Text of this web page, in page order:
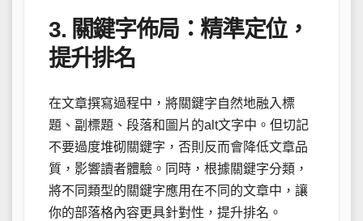
3. 關鍵字佈局：精準定位，
提升排名
在文章撰寫過程中，將關鍵字自然地融入標
題、副標題、段落和圖片的alt文字中。但切記
不要過度堆砌關鍵字，否則反而會降低文章品
質，影響讀者體驗。同時，根據關鍵字分類，
將不同類型的關鍵字應用在不同的文章中，讓
你的部落格內容更具針對性，提升排名。